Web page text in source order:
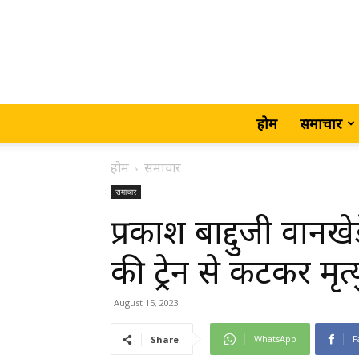
होम समाचार
होम समाचार
समाचार
प्रकाश बाद्दुजी
की ट्रेन से कटकर
August 15, 2023
Share WhatsApp